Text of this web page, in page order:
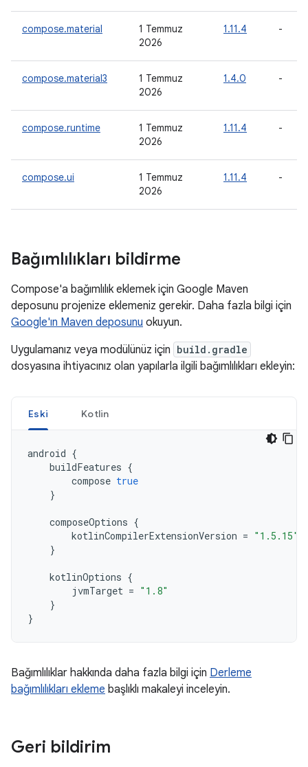
compose.material
1 Temmuz
2026
1.11.4 -
compose.material3
1 Temmuz
2026
1.4.0 -
compose.runtime
1 Temmuz
2026
1.11.4 -
compose.ui
1 Temmuz
2026
1.11.4 -
Bağımlılıkları bildirme
Compose'a bağımlılık eklemek için Google Maven
deposunu projenize eklemeniz gerekir. Daha fazla bilgi için
Google'ın Maven deposunu okuyun.
Uygulamanız veya modülünüz için build.gradle
dosyasına ihtiyacınız olan yapılarla ilgili bağımlılıkları ekleyin:
Eski Kotlin
android {
buildFeatures {
compose true
}
composeOptions {
kotlinCompilerExtensionVersion = "1.5.15"
}
kotlinOptions {
jvmTarget = "1.8"
}
}
Bağımlılıklar hakkında daha fazla bilgi için Derleme
bağımlılıkları ekleme başlıklı makaleyi inceleyin.
Geri bildirim